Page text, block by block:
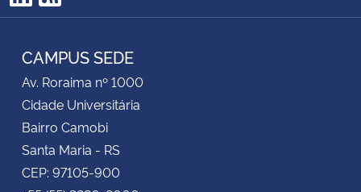
LinkedIn
RSS
CAMPUS SEDE
Av. Roraima nº 1000
Cidade Universitária
Bairro Camobi
Santa Maria - RS
CEP: 97105-900